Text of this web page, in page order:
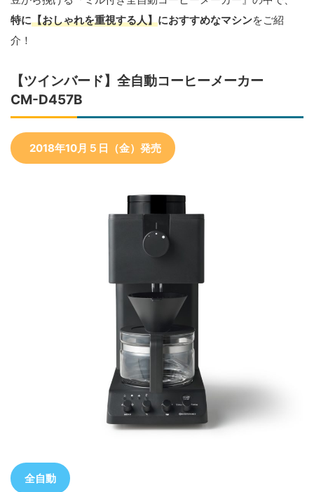
特に【おしゃれを重視する人】におすすめなマシンをご紹
介！
【ツインバード】全自動コーヒーメーカー
CM-D457B
2018年10月５日（金）発売
全自動